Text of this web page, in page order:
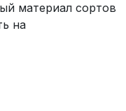
материал сортов
на